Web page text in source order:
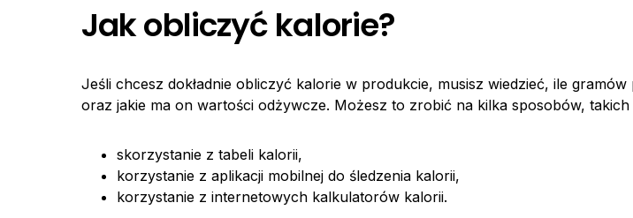
Jak obliczyć kalorie?
Jeśli chcesz dokładnie obliczyć kalorie w produkcie, musisz wiedzieć, ile
oraz jakie ma on wartości odżywcze. Możesz to zrobić na kilka sposobów, takich
skorzystanie z tabeli kalorii,
korzystanie z aplikacji mobilnej do śledzenia kalorii,
korzystanie z internetowych kalkulatorów kalorii.